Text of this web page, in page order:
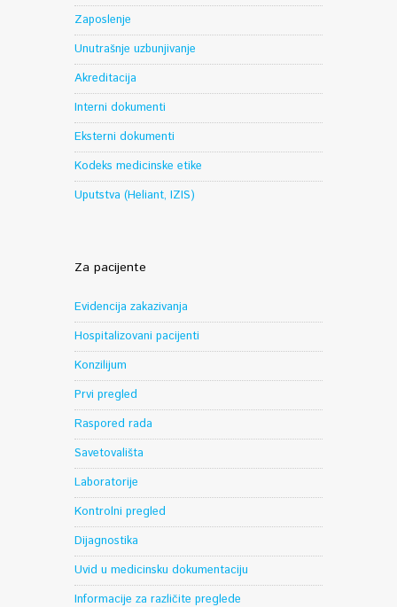
Zaposlenje
Unutrašnje uzbunjivanje
Akreditacija
Interni dokumenti
Eksterni dokumenti
Kodeks medicinske etike
Uputstva (Heliant, IZIS)
Za pacijente
Evidencija zakazivanja
Hospitalizovani pacijenti
Konzilijum
Prvi pregled
Raspored rada
Savetovališta
Laboratorije
Kontrolni pregled
Dijagnostika
Uvid u medicinsku dokumentaciju
Informacije za različite preglede